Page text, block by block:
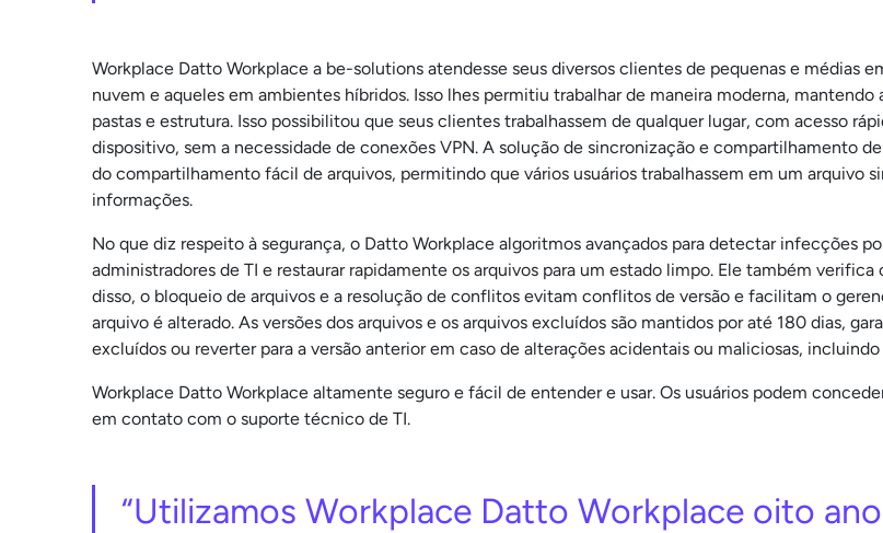
Workplace Datto Workplace a be-solutions atendesse seus diversos clientes de pequenas e médias
nuvem e aqueles em ambientes híbridos. Isso lhes permitiu trabalhar de maneira moderna,
pastas e estrutura. Isso possibilitou que seus clientes trabalhassem de qualquer lugar, com acesso
dispositivo, sem a necessidade de conexões VPN. A solução de sincronização e compartilhamento
do compartilhamento fácil de arquivos, permitindo que vários usuários trabalhassem em um arquivo
informações.
No que diz respeito à segurança, o Datto Workplace algoritmos avançados para detectar infecções
administradores de TI e restaurar rapidamente os arquivos para um estado limpo. Ele também
disso, o bloqueio de arquivos e a resolução de conflitos evitam conflitos de versão e facilitam o
arquivo é alterado. As versões dos arquivos e os arquivos excluídos são mantidos por até 180 dias,
excluídos ou reverter para a versão anterior em caso de alterações acidentais ou maliciosas,
Workplace Datto Workplace altamente seguro e fácil de entender e usar. Os usuários podem
em contato com o suporte técnico de TI.
“Utilizamos Workplace Datto Workplace oito